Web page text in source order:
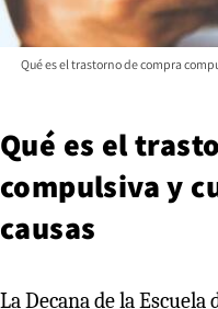
Qué es el trastorno de compra
Qué es el
compulsiva y
causas
La Decana de la Escuela